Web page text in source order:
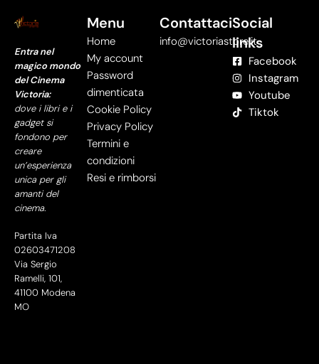
Entra nel
magico mondo
del Cinema
Victoria:
dove i libri e i
gadget si
fondono per
creare
un’esperienza
unica per gli
amanti del
cinema.
Partita Iva
02603471208
Via Sergio
Ramelli, 101,
41100 Modena
MO
Menu
Home
My account
Password
dimenticata
Cookie Policy
Privacy Policy
Termini e
condizioni
Resi e rimborsi
Contattaci
info@victoriastore.it
Social
links
Facebook
Instagram
Youtube
Tiktok